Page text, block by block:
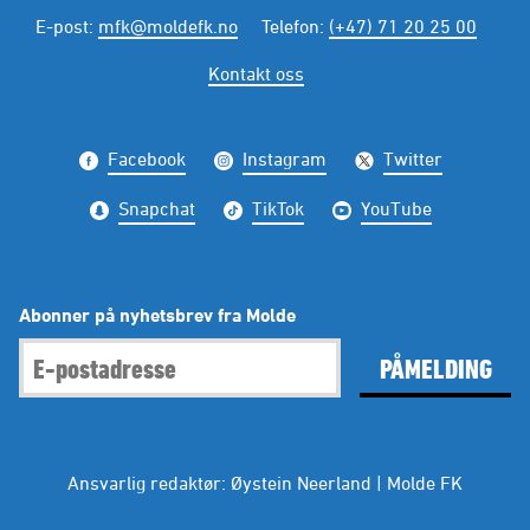
E-post: mfk@moldefk.no Telefon: (+47) 71 20 25 00
Kontakt oss
Facebook Instagram Twitter
Snapchat TikTok YouTube
Abonner på nyhetsbrev fra Molde
PÅMELDING
Ansvarlig redaktør: Øystein Neerland | Molde FK